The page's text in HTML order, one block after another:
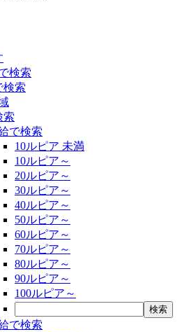
検索
検索
索
で検索
10ルピア 未満
10ルピア～
20ルピア～
30ルピア～
40ルピア～
50ルピア～
60ルピア～
70ルピア～
80ルピア～
90ルピア～
100ルピア～
で検索